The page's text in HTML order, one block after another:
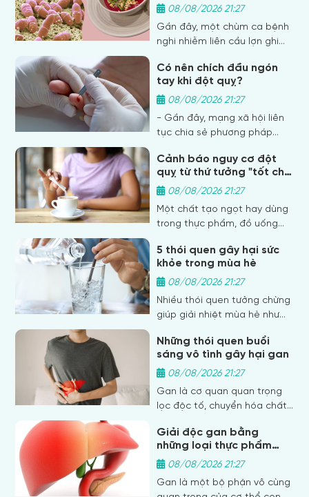
nguy hiểm, đe dọa tính
mạng. Vậy làm sao để phát
hiện sớm?
08/08/2026 21:27
Gần đây, một chùm ca bệnh
nghi nhiễm liên cầu lợn ghi
đó có hai người tử vong sau
khi ăn tiết canh, đã gióng lên
hồi chuông cảnh báo về nguy
cơ lây truyền bệnh từ thực
phẩm không đảm bảo an
truyền nhiễm nguy hiểm, có
thể gây tử vong nếu không
được phát hiện và điều trị kịp
cung cấp thông tin chi tiết
về con đường lây nhiễm, giúp
bạn trả lời cho câu hỏi: Vi
khuẩn liên cầu lợn lây sang
Có nên chích đầu ngón
tay khi đột quỵ?
08/08/2026 21:27
- Gần đây, mạng xã hội liên
tục chia sẻ phương pháp
và dái tai” để chữa đột quỵ.
Đáng lo ngại là nhiều người
tin tưởng và cho rằng đây là
một cách đơn giản để cứu
người.
Cảnh báo nguy cơ đột
quỵ từ thứ tưởng "tốt cho
sức khỏe"
08/08/2026 21:27
Một chất tạo ngọt hay dùng
trong thực phẩm, đồ uống
nguy cơ đột quỵ và cả nhồi
máu cơ tim, theo nghiên cứu
mới.
5 thói quen gây hại sức
khỏe trong mùa hè
08/08/2026 21:27
Nhiều thói quen tưởng chừng
giúp giải nhiệt mùa hè như
khi ra nắng… lại vô tình gây
hại cho sức khỏe trong mùa
hè, khiến cơ thể dễ hao tổn
dương khí, tỳ vị hư suy, lâu
ngày sinh bệnh.
Những thói quen buổi
sáng vô tình gây hại gan
08/08/2026 21:27
Gan là cơ quan quan trọng
lọc độc tố, chuyển hóa chất
thuốc… Một số thói quen
buổi sáng có thể đang âm
thầm gây hại cho gan.
Giải độc gan bằng
những loại thực phẩm
ngon – bổ – rẻ
08/08/2026 21:27
Gan là một bộ phận vô cùng